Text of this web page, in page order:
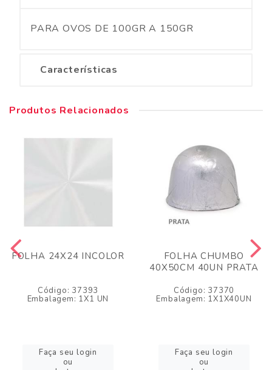
PARA OVOS DE 100GR A 150GR
Características
Produtos Relacionados
FOLHA 24X24 INCOLOR
Código: 37393
Embalagem: 1X1 UN
Faça seu login
ou
FOLHA CHUMBO
40X50CM 40UN PRATA
Código: 37370
Embalagem: 1X1X40UN
Faça seu login
ou